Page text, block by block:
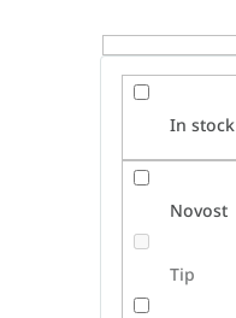
In stock
Novost
Tip